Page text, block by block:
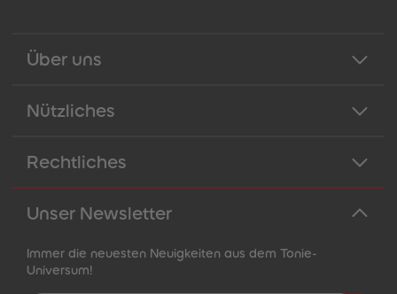
Über uns
Nützliches
Rechtliches
Unser Newsletter
Immer die neuesten Neuigkeiten aus dem Tonie-
Universum!